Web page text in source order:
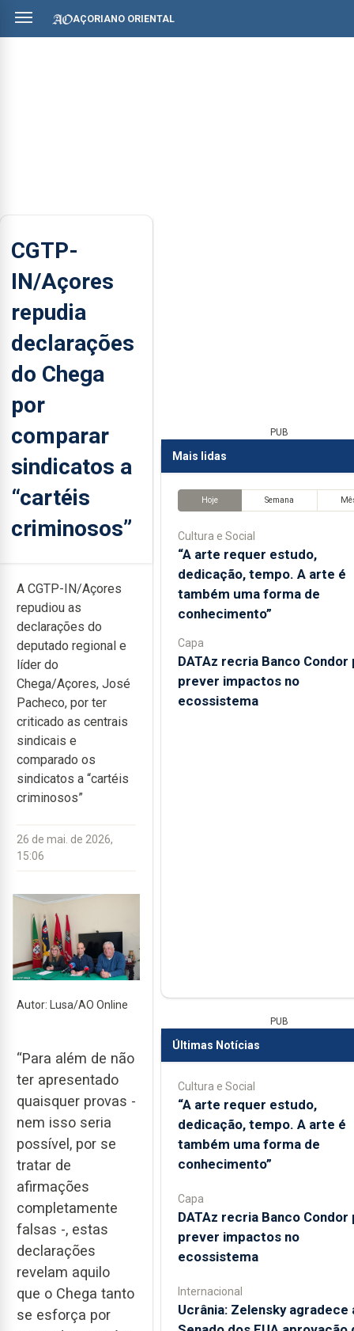
AÇORIANO ORIENTAL
CGTP-
IN/Açores
repudia
declarações
do Chega
por
comparar
sindicatos a
“cartéis
criminosos”
A CGTP-IN/Açores
repudiou as
declarações do
deputado regional e
líder do
Chega/Açores, José
Pacheco, por ter
criticado as centrais
sindicais e
comparado os
sindicatos a “cartéis
criminosos”
26 de mai. de 2026,
15:06
Autor: Lusa/AO Online
“Para além de não
ter apresentado
quaisquer provas -
nem isso seria
possível, por se
tratar de
afirmações
completamente
falsas -, estas
declarações
revelam aquilo
que o Chega tanto
se esforça por
PUB
Mais lidas
Hoje Semana
Cultura e Social
“A arte requer estudo,
dedicação, tempo. A arte é
também uma forma de
conhecimento”
Capa
DATAz recria Banco Condor
prever impactos no
ecossistema
PUB
Últimas Notícias
Cultura e Social
“A arte requer estudo,
dedicação, tempo. A arte é
também uma forma de
conhecimento”
Capa
DATAz recria Banco Condor
prever impactos no
ecossistema
Internacional
Ucrânia: Zelensky agradece